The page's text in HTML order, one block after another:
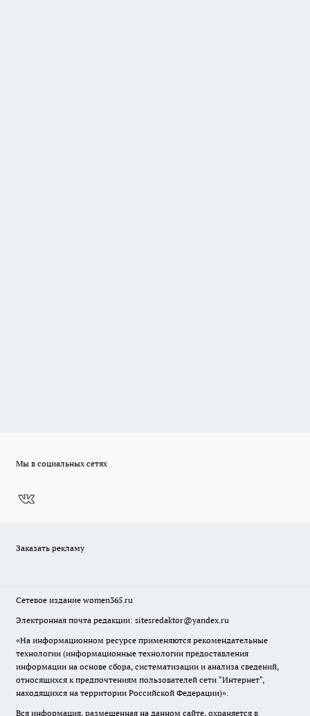
Мы в социальных сетях
Заказать рекламу
Сетевое издание women365.ru
Электронная почта редакции: sitesredaktor@yandex.ru
«На информационном ресурсе применяются рекомендательные
технологии (информационные технологии предоставления
информации на основе сбора, систематизации и анализа сведений,
относящихся к предпочтениям пользователей сети "Интернет",
находящихся на территории Российской Федерации)».
Вся информация, размещенная на данном сайте, охраняется в